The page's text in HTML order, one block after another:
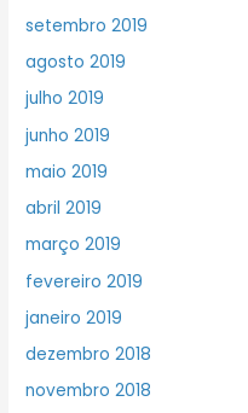
setembro 2019
agosto 2019
julho 2019
junho 2019
maio 2019
abril 2019
março 2019
fevereiro 2019
janeiro 2019
dezembro 2018
novembro 2018